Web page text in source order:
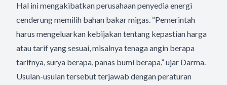
Hal ini mengakibatkan perusahaan penyedia energi
cenderung memilih bahan bakar migas. “Pemerintah
harus mengeluarkan kebijakan tentang kepastian harga
atau tarif yang sesuai, misalnya tenaga angin berapa
tarifnya, surya berapa, panas bumi berapa,” ujar Darma.
Usulan-usulan tersebut terjawab dengan peraturan